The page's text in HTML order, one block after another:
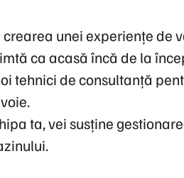
crearea unei experiențe de
ca acasă încă de la
tehnici de consultanță
ta, vei susține